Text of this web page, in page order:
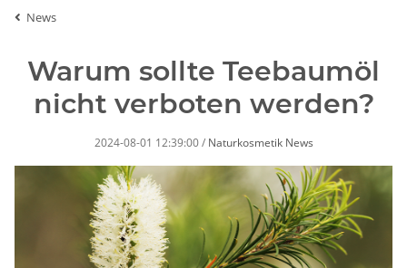
News
Warum sollte Teebaumöl
nicht verboten werden?
2024-08-01 12:39:00 / Naturkosmetik News